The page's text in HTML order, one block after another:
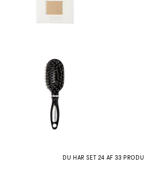
DU HAR SET 24 AF 33